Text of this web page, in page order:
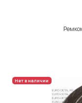
Нет в наличии